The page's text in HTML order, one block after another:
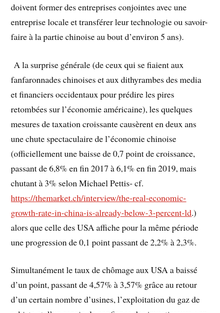
doivent former des entreprises conjointes avec une
entreprise locale et transférer leur technologie ou savoir-
faire à la partie chinoise au bout d’environ 5 ans).
A la surprise générale (de ceux qui se fiaient aux
fanfaronnades chinoises et aux dithyrambes des media
et financiers occidentaux pour prédire les pires
retombées sur l’économie américaine), les quelques
mesures de taxation croissante causèrent en deux ans
une chute spectaculaire de l’économie chinoise
(officiellement une baisse de 0,7 point de croissance,
passant de 6,8% en fin 2017 à 6,1% en fin 2019, mais
chutant à 3% selon Michael Pettis- cf.
https://themarket.ch/interview/the-real-economic-
growth-rate-in-china-is-already-below-3-percent-ld.)
alors que celle des USA affiche pour la même période
une progression de 0,1 point passant de 2,2% à 2,3%.
Simultanément le taux de chômage aux USA a baissé
d’un point, passant de 4,57% à 3,57% grâce au retour
d’un certain nombre d’usines, l’exploitation du gaz de